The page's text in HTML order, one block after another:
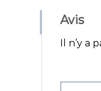
Avis
Il n’y a